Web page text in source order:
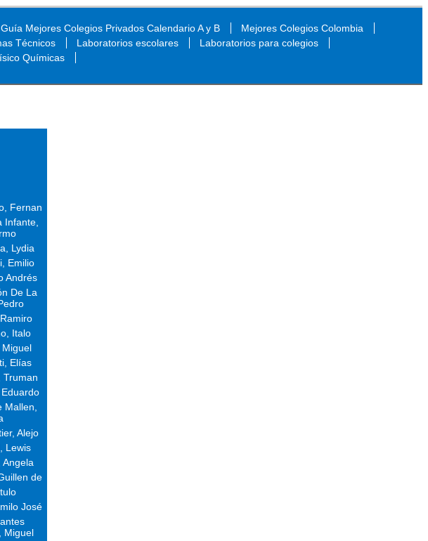
Guía Mejores Colegios Privados Calendario A y B
Mejores Colegios Colombia
Técnicos Laboratorios escolares
Laboratorios para colegios
Químicas
Fernan
Infante,
Lydia
Emilio
Andrés
De La
Italo
Elías
Truman
Mallen,
Alejo
Lewis
Angela
de
José
Miguel